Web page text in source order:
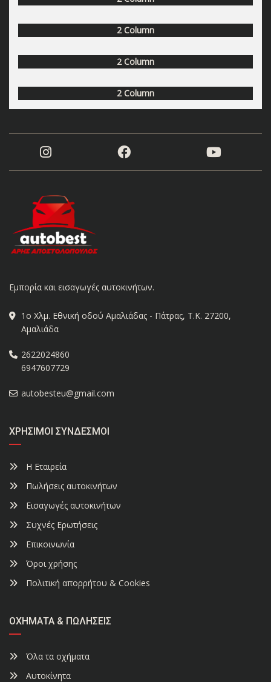
2 Column
2 Column
2 Column
Εμπορία και εισαγωγές αυτοκινήτων.
1ο Χλμ. Εθνική οδού Αμαλιάδας - Πάτρας, Τ.Κ. 27200,
Αμαλιάδα
2622024860
6947607729
autobesteu@gmail.com
ΧΡΉΣΙΜΟΙ ΣΎΝΔΕΣΜΟΙ
Η Εταιρεία
Πωλήσεις αυτοκινήτων
Εισαγωγές αυτοκινήτων
Συχνές Ερωτήσεις
Επικοινωνία
Όροι χρήσης
Πολιτική απορρήτου & Cookies
ΟΧΉΜΑΤΑ & ΠΩΛΉΣΕΙΣ
Όλα τα οχήματα
Αυτοκίνητα